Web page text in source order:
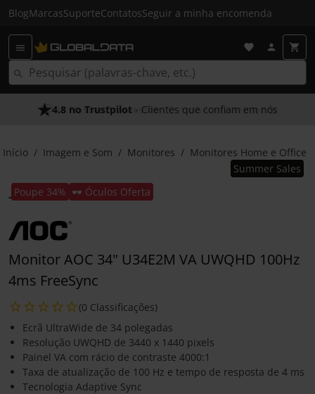
BlogMarcasSuporteContatosSeguir a minha encomenda
4.8 no Trustpilot - Clientes que confiam em nós
Início Imagem e Som Monitores Monitores Home e Office
Poupe 34% 🕶️ Óculos Oferta
Summer Sales
Monitor AOC 34" U34E2M VA UWQHD 100Hz
4ms FreeSync
(0 Classificações)
Ecrã UltraWide de 34 polegadas
Resolução UWQHD de 3440 x 1440 pixels
Painel VA com rácio de contraste 4000:1
Taxa de atualização de 100 Hz e tempo de resposta de 4 ms
Tecnologia Adaptive Sync